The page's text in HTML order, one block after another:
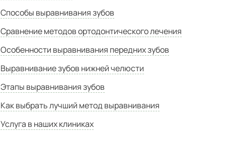
Способы выравнивания зубов
Сравнение методов ортодонтического лечения
Особенности выравнивания передних зубов
Выравнивание зубов нижней челюсти
Этапы выравнивания зубов
Как выбрать лучший метод выравнивания
Услуга в наших клиниках